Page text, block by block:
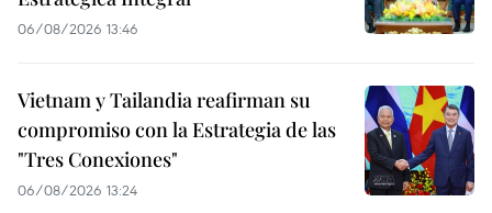
06/08/2026 13:46
Vietnam y Tailandia reafirman su
compromiso con la Estrategia de las
"Tres Conexiones"
06/08/2026 13:24